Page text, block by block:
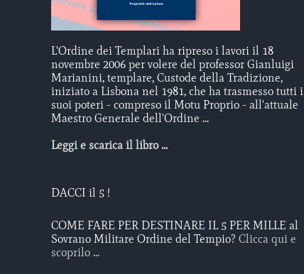
L'Ordine dei Templari ha ripreso i lavori il 18
novembre 2006 per volere del professor Gianluigi
Marianini, templare, Custode della Tradizione,
iniziato a Lisbona nel 1981, che ha trasmesso tutti i
suoi poteri - compreso il Motu Proprio - all'attuale
Maestro Generale dell'Ordine ...
Leggi e scarica il libro ...
DACCI il 5 !
COME FARE PER DESTINARE IL 5 PER MILLE al
Sovrano Militare Ordine del Tempio? Clicca qui e
scoprilo ...